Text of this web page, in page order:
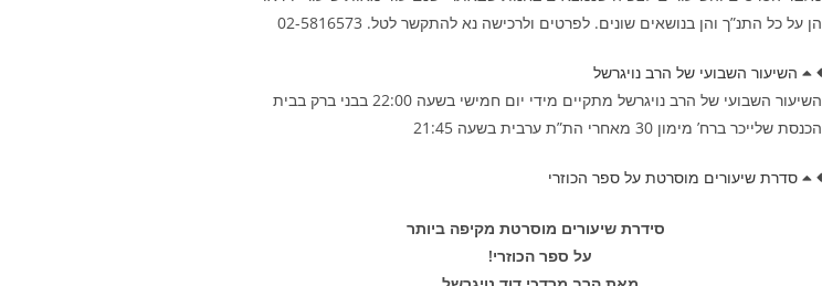
הן על כל התנ”ך והן בנושאים שונים. לפרטים ולרכישה נא להתקשר לטל. 02-5816573
השיעור השבועי של הרב נויגרשל
השיעור השבועי של הרב נויגרשל מתקיים מידי יום חמישי בשעה 22:00 בבני ברק בבית
הכנסת שלייכר ברח’ מימון 30 מאחרי הת”ת ערבית בשעה 21:45
סדרת שיעורים מוסרטת על ספר הכוזרי
סידרת שיעורים מוסרטת מקיפה ביותר
על ספר הכוזרי!